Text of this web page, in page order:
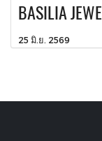
BASILIA
25 มิ.ย. 2569